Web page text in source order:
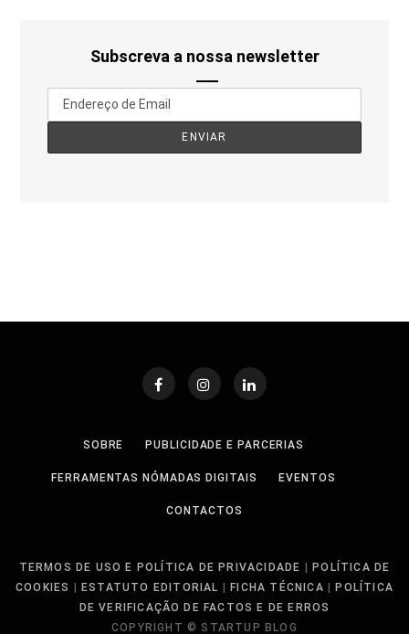
Subscreva a nossa newsletter
SOBRE PUBLICIDADE E PARCERIAS
FERRAMENTAS NÓMADAS DIGITAIS EVENTOS
CONTACTOS
TERMOS DE USO E POLÍTICA DE PRIVACIDADE |POLÍTICA DE
COOKIES | ESTATUTO EDITORIAL |FICHA TÉCNICA |POLÍTICA
DE VERIFICAÇÃO DE FACTOS E DE ERROS
COPYRIGHT © STARTUP BLOG